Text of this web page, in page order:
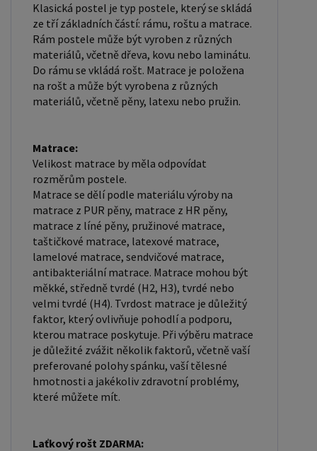
Klasická postel je typ postele, který se skládá
ze tří základních částí: rámu, roštu a matrace.
Rám postele může být vyroben z různých
materiálů, včetně dřeva, kovu nebo laminátu.
Do rámu se vkládá rošt. Matrace je položena
na rošt a může být vyrobena z různých
materiálů, včetně pěny, latexu nebo pružin.
Matrace:
Velikost matrace by měla odpovídat
rozměrům postele.
Matrace se dělí podle materiálu výroby na
matrace z PUR pěny, matrace z HR pěny,
matrace z líné pěny, pružinové matrace,
taštičkové matrace, latexové matrace,
lamelové matrace, sendvičové matrace,
antibakteriální matrace. Matrace mohou být
měkké, středně tvrdé (H2, H3), tvrdé nebo
velmi tvrdé (H4). Tvrdost matrace je důležitý
faktor, který ovlivňuje pohodlí a podporu,
kterou matrace poskytuje. Při výběru matrace
je důležité zvážit několik faktorů, včetně vaší
preferované polohy spánku, vaší tělesné
hmotnosti a jakékoliv zdravotní problémy,
které můžete mít.
Laťkový rošt ZDARMA: